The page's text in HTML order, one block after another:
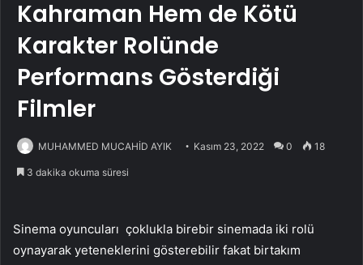
Kahraman Hem de Kötü
Karakter Rolünde
Performans Gösterdiği
Filmler
MUHAMMED MUCAHİD AYIK Kasım 23, 2022 0 18
3 dakika okuma süresi
Sinema oyuncuları çoklukla birebir sinemada iki rolü
oynayarak yeteneklerini gösterebilir fakat birtakım